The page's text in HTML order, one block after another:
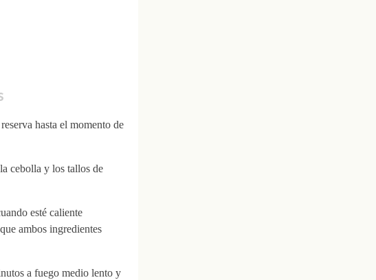
hasta el momento de
cebolla y los tallos de
esté caliente
ambos ingredientes
a fuego medio lento y